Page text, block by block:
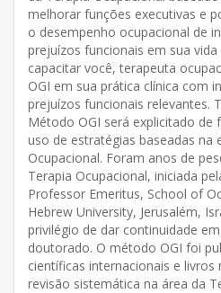
melhorar funções executivas e
o desempenho ocupacional de
prejuízos funcionais em sua
capacitar você, terapeuta
OGI em sua prática clínica com
prejuízos funcionais relevantes.
Método OGI será explicitado de
uso de estratégias baseadas na
Ocupacional. Foram anos de
Terapia Ocupacional, iniciada
Professor Emeritus, School of
Hebrew University, Jerusalém,
privilégio de dar continuidade
doutorado. O método OGI foi
científicas internacionais e
revisão sistemática na área da